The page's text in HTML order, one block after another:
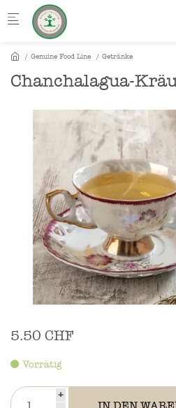
Skip to main content
Genuine Food Line Getränke
Chanchalagua-
5.50 CHF
Vorrätig
+